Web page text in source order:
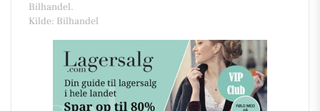
Bilhandel.
Kilde: Bilhandel